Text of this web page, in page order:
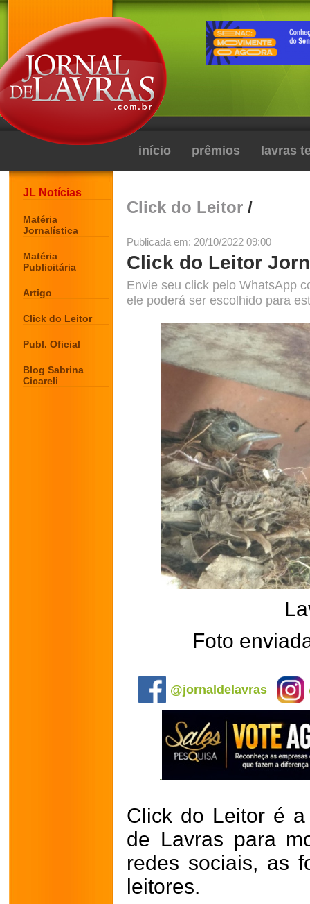
início prêmios lavras
JL Notícias
Matéria
Jornalística
Matéria
Publicitária
Artigo
Click do Leitor
Publ. Oficial
Blog Sabrina
Cicareli
Click do Leitor /
Publicada em: 20/10/2022 09:00
Click do Leitor
Envie seu click pelo WhatsApp
ele poderá ser escolhido para
Foto
@jornaldelavras
Click do Leitor é
de Lavras para
redes sociais, as
leitores.